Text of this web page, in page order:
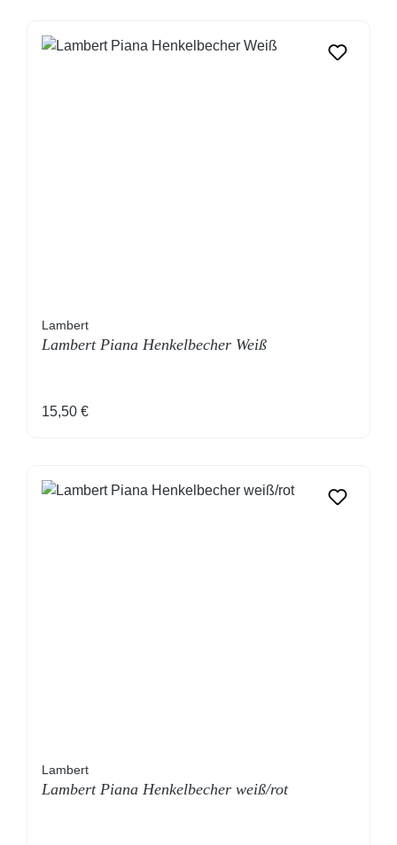
Lambert
Lambert Piana Henkelbecher Weiß
Regulärer Preis:
15,50 €
Lambert
Lambert Piana Henkelbecher weiß/rot